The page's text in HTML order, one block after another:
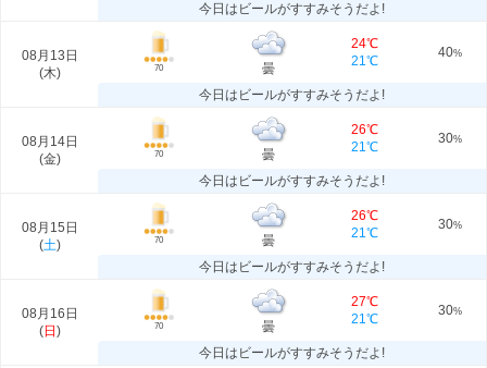
今日はビールがすすみそうだよ!
08月13日
(木) 70 曇
24℃
21℃
40%
今日はビールがすすみそうだよ!
08月14日
(金) 70 曇
26℃
21℃
30%
今日はビールがすすみそうだよ!
08月15日
(土) 70 曇
26℃
21℃
30%
今日はビールがすすみそうだよ!
08月16日
(日 ) 70 曇
27℃
21℃
30%
今日はビールがすすみそうだよ!